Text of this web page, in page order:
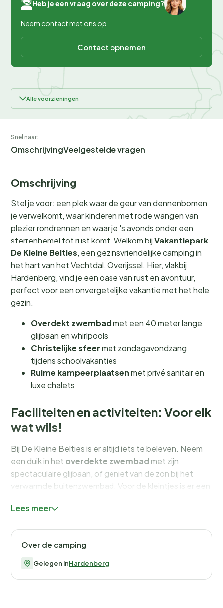
Heb je een vraag over deze camping?
Neem contact met ons op
Contact opnemen
Alle voorzieningen
Snel naar:
OmschrijvingVeelgestelde vragen
Omschrijving
Stel je voor: een plek waar de geur van dennenbomen
je verwelkomt, waar kinderen met rode wangen van
plezier rondrennen en waar je 's avonds onder een
sterrenhemel tot rust komt. Welkom bijVakantiepark
De Kleine Belties, een gezinsvriendelijke camping in
het hart van het Vechtdal, Overijssel. Hier, vlakbij
Hardenberg, vind je een oase van rust en avontuur,
perfect voor een onvergetelijke vakantie met het hele
gezin.
Overdekt zwembadmet een 40 meter lange
glijbaan en whirlpools
Christelijke sfeermet zondagavondzang
tijdens schoolvakanties
Ruime kampeerplaatsenmet privé sanitair en
luxe chalets
Faciliteiten en activiteiten: Voor elk
wat wils!
Bij De Kleine Belties is er altijd iets te beleven. Neem
een duik in het overdekte zwembadmet zijn
spectaculaire glijbaan, of geniet van de zon bij het
verwarmde buitenzwembad. Voor de kleintjes is er een
avontuurlijke zwemvijver met zandstrand,
speelplezier.
Kinderen kunnen hun hart ophalen in de diverse
speeltuinen, de
Lees meer
Over de camping
Gelegen inHardenberg